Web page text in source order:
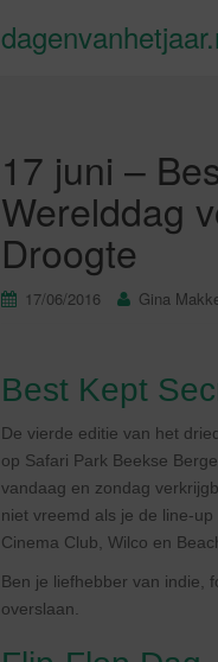
17 juni –
Werelddag
Droogte
17/06/2016 Gina
Best Kept
De vierde editie van het
op Safari Park Beekse
vandaag en zondag
niet vreemd als je de line-
Cinema Club, Wilco en
Ben je liefhebber van indie,
overslaan.